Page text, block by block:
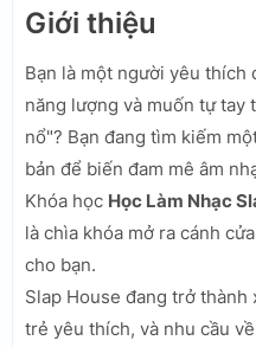
Giới thiệu
Bạn là một người yêu thích
năng lượng và muốn tự tay
nổ"? Bạn đang tìm kiếm
bản để biến đam mê âm
Khóa học Học Làm Nhạc
là chìa khóa mở ra cánh
cho bạn.
Slap House đang trở
trẻ yêu thích, và nhu cầu